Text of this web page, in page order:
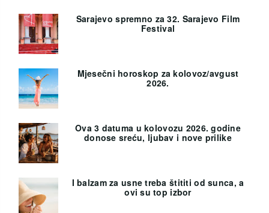
Sarajevo spremno za 32. Sarajevo Film
Festival
Mjesečni horoskop za kolovoz/avgust
2026.
Ova 3 datuma u kolovozu 2026. godine
donose sreću, ljubav i nove prilike
I balzam za usne treba štititi od sunca, a
ovi su top izbor